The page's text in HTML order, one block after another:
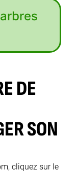
DE
SON
cliquez sur le